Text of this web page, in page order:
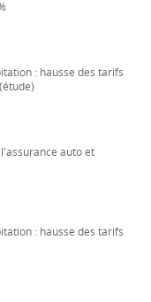
: hausse des tarifs
auto et
: hausse des tarifs